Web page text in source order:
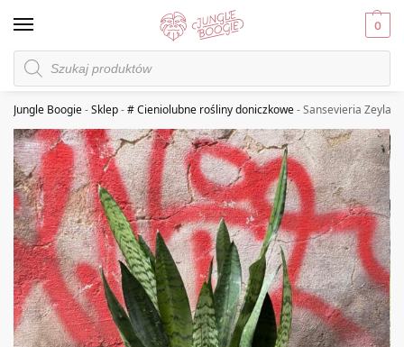
0
Jungle Boogie-Sklep-# Cieniolubne rośliny doniczkowe-Sansevieria